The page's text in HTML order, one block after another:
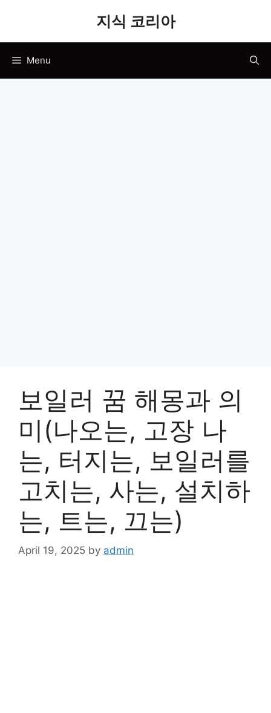
지식 코리아
Menu
보일러 꿈 해몽과 의
미(나오는, 고장 나
는, 터지는, 보일러를
고치는, 사는, 설치하
는, 트는, 끄는)
April 19, 2025 by admin